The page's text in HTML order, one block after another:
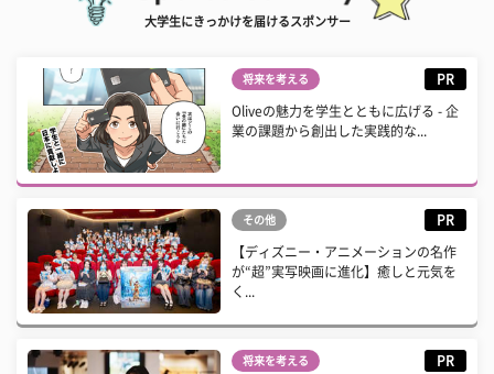
大学生にきっかけを届けるスポンサー
将来を考える PR
Oliveの魅力を学生とともに広げる - 企
業の課題から創出した実践的な...
その他 PR
【ディズニー・アニメーションの名作
が“超”実写映画に進化】癒しと元気を
く...
将来を考える PR